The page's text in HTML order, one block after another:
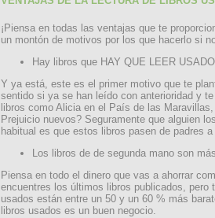
¡Piensa en todas las ventajas que te
un montón de motivos por los que hacerlo si
Hay libros que HAY QUE LEER
Y ya está, este es el primer motivo que te
sentido si ya se han leído con anterioridad y
libros como Alicia en el País de las
Prejuicio nuevos? Seguramente que alguien
habitual es que estos libros pasen de padres a
Los libros de de segunda mano son
Piensa en todo el dinero que vas a ahorrar
encuentres los últimos libros publicados, pero
usados están entre un 50 y un 60 % más
libros usados es un buen negocio.